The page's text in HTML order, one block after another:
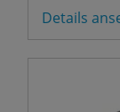
Details